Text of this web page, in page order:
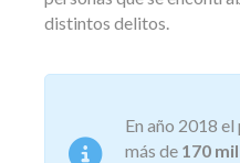
distintos delitos.
En año 2018
más de 170